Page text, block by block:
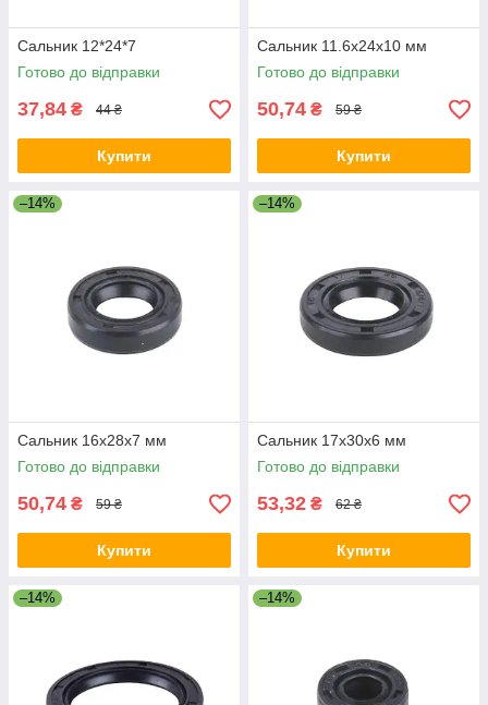
Сальник 12*24*7
Готово до відправки
37,84 ₴ 44 ₴
Купити
Сальник 11.6x24x10 мм
Готово до відправки
50,74 ₴ 59 ₴
Купити
–14%
Сальник 16x28x7 мм
Готово до відправки
50,74 ₴ 59 ₴
Купити
–14%
Сальник 17x30x6 мм
Готово до відправки
53,32 ₴ 62 ₴
Купити
–14% –14%